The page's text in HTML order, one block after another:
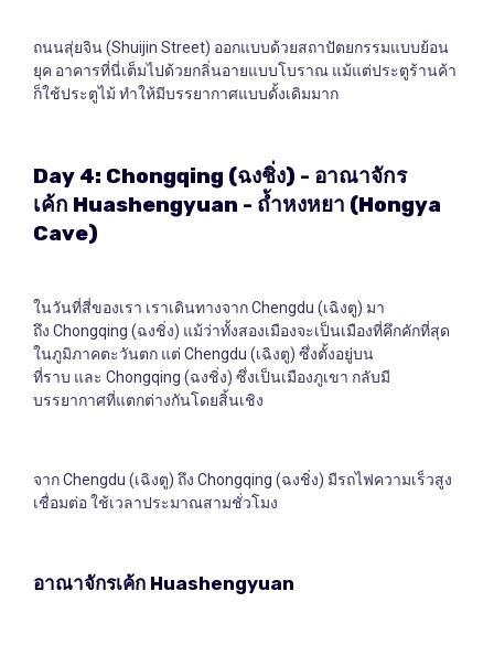
ถนนสุ่ยจิน (Shuijin Street) ออกแบบด้วยสถาปัตยกรรมแบบย้อน
ยุค อาคารที่นี่เต็มไปด้วยกลิ่นอายแบบโบราณ แม้แต่ประตูร้านค้า
ก็ใช้ประตูไม้ ทำให้มีบรรยากาศแบบดั้งเดิมมาก
Day 4: Chongqing (ฉงชิ่ง) - อาณาจักร
เค้ก Huashengyuan - ถ้ำหงหยา (Hongya
Cave)
ในวันที่สี่ของเรา เราเดินทางจาก Chengdu (เฉิงตู) มา
ถึง Chongqing (ฉงชิ่ง) แม้ว่าทั้งสองเมืองจะเป็นเมืองที่คึกคักที่สุด
ในภูมิภาคตะวันตก แต่ Chengdu (เฉิงตู) ซึ่งตั้งอยู่บน
ที่ราบ และ Chongqing (ฉงชิ่ง) ซึ่งเป็นเมืองภูเขา กลับมี
บรรยากาศที่แตกต่างกันโดยสิ้นเชิง
จาก Chengdu (เฉิงตู) ถึง Chongqing (ฉงชิ่ง) มีรถไฟความเร็วสูง
เชื่อมต่อ ใช้เวลาประมาณสามชั่วโมง
อาณาจักรเค้ก Huashengyuan